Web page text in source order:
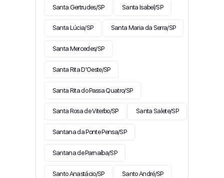
Santa Gertrudes/SP Santa Isabel/SP
Santa Lúcia/SP Santa Maria da Serra/SP
Santa Mercedes/SP
Santa Rita D'Oeste/SP
Santa Rita do Passa Quatro/SP
Santa Rosa de Viterbo/SP Santa Salete/SP
Santana da Ponte Pensa/SP
Santana de Parnaíba/SP
Santo Anastácio/SP Santo André/SP